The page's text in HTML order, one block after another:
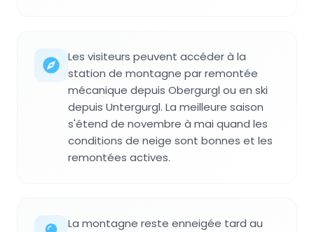
Les visiteurs peuvent accéder à la
station de montagne par remontée
mécanique depuis Obergurgl ou en ski
depuis Untergurgl. La meilleure saison
s'étend de novembre à mai quand les
conditions de neige sont bonnes et les
remontées actives.
La montagne reste enneigée tard au